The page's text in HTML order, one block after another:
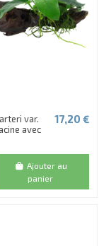
var.
avec
17,20 €
Ajouter au
panier